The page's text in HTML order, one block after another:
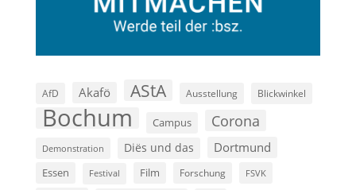
AfD Akafö AStA Ausstellung Blickwinkel
Bochum Campus Corona
Demonstration Diës und das Dortmund
Essen Festival Film Forschung FSVK